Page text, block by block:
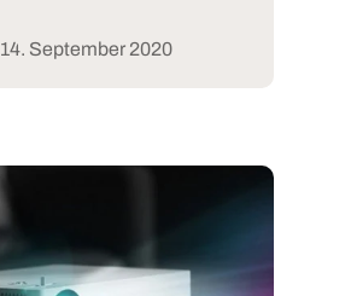
14. September 2020